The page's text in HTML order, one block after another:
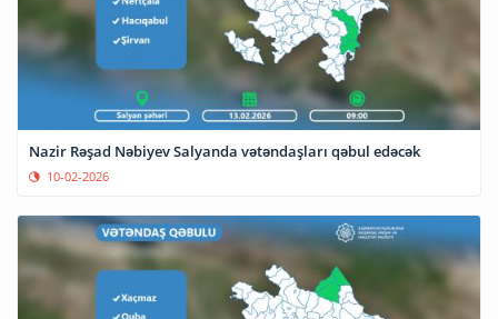
Nazir Rəşad Nəbiyev Salyanda vətəndaşları qəbul edəcək
10-02-2026